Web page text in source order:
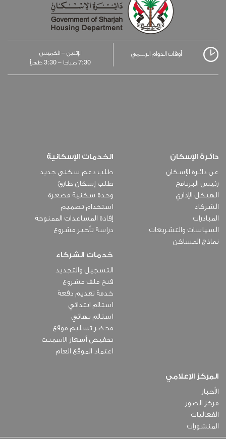
أوقات الدوام الرسمي الإثنين – الخميس
7:30صباحا –3:30ظهراً
دائـرة الإسكان
عن دائـرة الإسكان
رئيس البرنامج
الهيكل الإداري
الشركاء
المبادرات
السياسات والتشريعات
نماذج المساكن
الخدمات الإسكانية
طلب دعم سكني جديد
طلب إسكان طارئ
وحدة سكنية مصغرة
استخدام تصميم
إفادة المساعدات الممنوحة
دراسة تأخير مشروع
خدمات الشركاء
التسجيل والتجديد
فنح ملف مشروع
خدمة تقديم دفعة
استلام ابتدائي
استلام نهائي
محضر تسليم موقع
تخفيض أسعار الاسمنت
اعتماد الموقع العام
المركز الإعلامي
الأخبار
مركز الصور
الفعاليات
المنشورات